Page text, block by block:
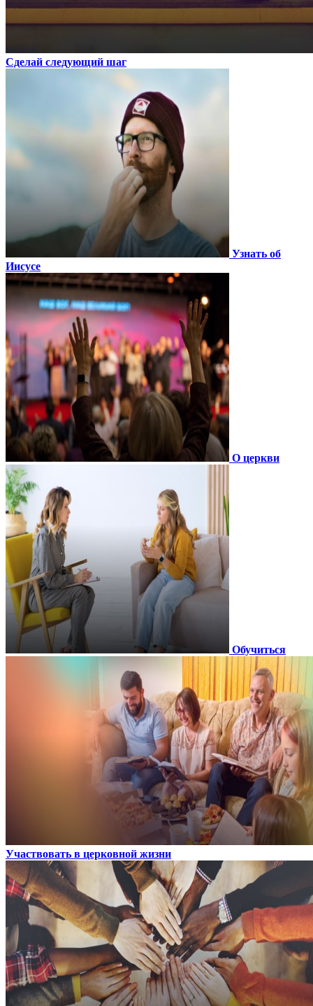
Сделай следующий шаг
Узнать об
Иисусе
О церкви
Обучиться
Участвовать в церковной жизни